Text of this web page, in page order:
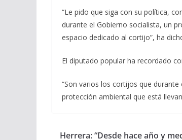
“Le pido que siga con su política,
durante el Gobierno socialista, un
espacio dedicado al cortijo”, ha
El diputado popular ha recordado
“Son varios los cortijos que
protección ambiental que está
Herrera: “Desde hace año y